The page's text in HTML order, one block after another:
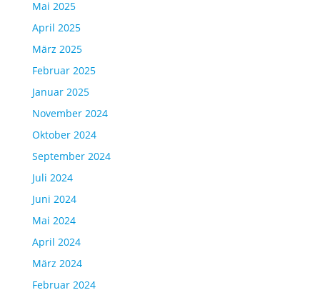
Mai 2025
April 2025
März 2025
Februar 2025
Januar 2025
November 2024
Oktober 2024
September 2024
Juli 2024
Juni 2024
Mai 2024
April 2024
März 2024
Februar 2024